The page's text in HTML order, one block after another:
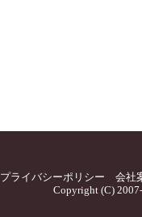
プライバシーポリシー
会社
Copyright (C)